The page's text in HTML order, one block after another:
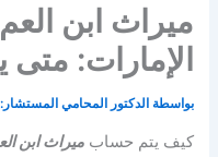
ميراث ابن
الإمارات:
بواسطة الدكتور المحامي
كيف يتم حسابميراث ابن